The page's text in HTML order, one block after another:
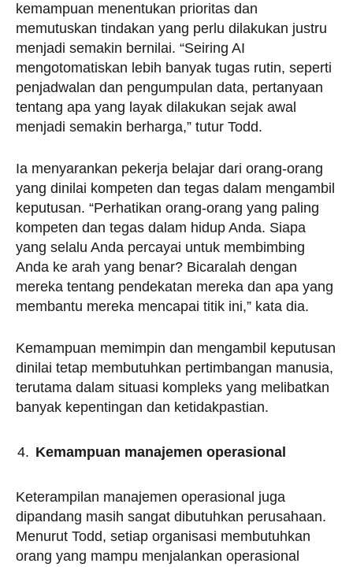
kemampuan menentukan prioritas dan
memutuskan tindakan yang perlu dilakukan justru
menjadi semakin bernilai. “Seiring AI
mengotomatiskan lebih banyak tugas rutin, seperti
penjadwalan dan pengumpulan data, pertanyaan
tentang apa yang layak dilakukan sejak awal
menjadi semakin berharga,” tutur Todd.
Ia menyarankan pekerja belajar dari orang-orang
yang dinilai kompeten dan tegas dalam mengambil
keputusan. “Perhatikan orang-orang yang paling
kompeten dan tegas dalam hidup Anda. Siapa
yang selalu Anda percayai untuk membimbing
Anda ke arah yang benar? Bicaralah dengan
mereka tentang pendekatan mereka dan apa yang
membantu mereka mencapai titik ini,” kata dia.
Kemampuan memimpin dan mengambil keputusan
dinilai tetap membutuhkan pertimbangan manusia,
terutama dalam situasi kompleks yang melibatkan
banyak kepentingan dan ketidakpastian.
Kemampuan manajemen operasional
Keterampilan manajemen operasional juga
dipandang masih sangat dibutuhkan perusahaan.
Menurut Todd, setiap organisasi membutuhkan
orang yang mampu menjalankan operasional